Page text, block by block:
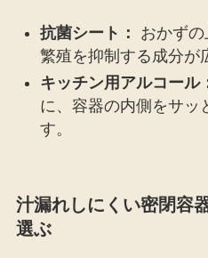
抗菌シート：
おかず
繁殖を抑制する成分が
キッチン用アルコール
に、容器の内側をサッ
す。
汁漏れしにくい密閉容
選ぶ